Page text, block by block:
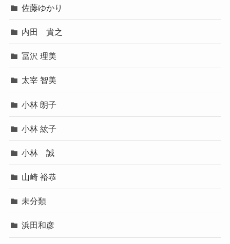
佐藤ゆかり
内田 貴之
冨沢 理美
太宰 智美
小林 朗子
小林 紘子
小林 誠
山崎 裕恭
未分類
浜田和彦